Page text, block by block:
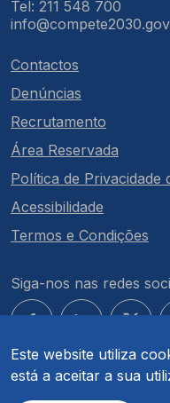
Este website utiliza
está a aceitar a sua
Tel: 211 548 700
Contactos
Denúncias
Recrutamento
Área Reservada
Política de Privacidade
Acessibilidade
Termos e Condições
Siga-nos nas redes